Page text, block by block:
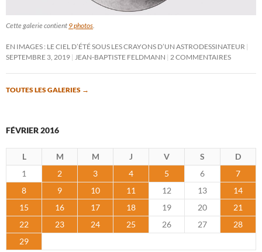
Cette galerie contient 9 photos
EN IMAGES : LE CIEL D’ÉTÉ SOUS LES CRAYONS D’UN ASTRODESSINATEUR
SEPTEMBRE 3, 2019
JEAN-BAPTISTE FELDMANN 2 COMMENTAIRES
TOUTES LES GALERIES →
FÉVRIER 2016
L M M J V S
D
1
2 3 4 5 6
7
8
9 10 11 12 13
14
15
16 17 18 19 20
21
22
23 24 25 26 27
28
29